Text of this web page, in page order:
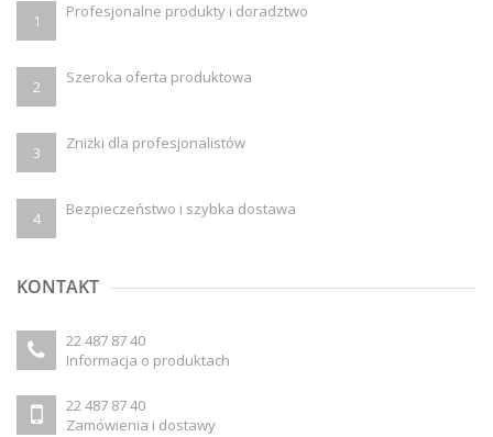
1 Profesjonalne produkty i doradztwo
2 Szeroka oferta produktowa
3 Zniżki dla profesjonalistów
4 Bezpieczeństwo i szybka dostawa
KONTAKT
22 487 87 40
Informacja o produktach
22 487 87 40
Zamówienia i dostawy